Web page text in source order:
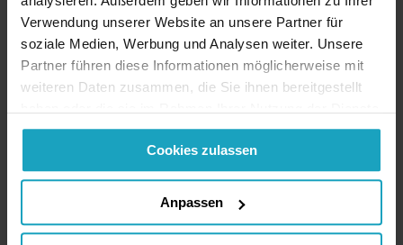
Verwendung unserer Website an unsere Partner für
soziale Medien, Werbung und Analysen weiter. Unsere
Partner führen diese Informationen möglicherweise mit
weiteren Daten zusammen, die Sie ihnen bereitgestellt
gesammelt haben. Sie geben Einwilligung zu unseren
Cookies, wenn Sie unsere Webseite weiterhin nutzen.
Cookies zulassen
Anpassen